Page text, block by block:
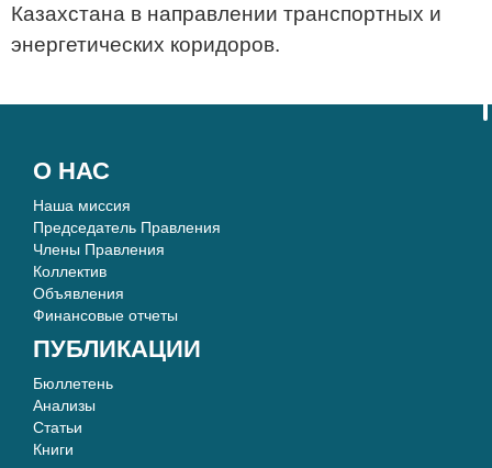
Казахстана в направлении транспортных и
энергетических коридоров.
О НАС
Наша миссия
Председатель Правления
Члены Правления
Коллектив
Объявления
Финансовые отчеты
ПУБЛИКАЦИИ
Бюллетень
Анализы
Статьи
Книги